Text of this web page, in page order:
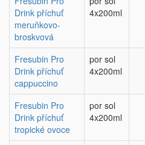
Drink příchuť
meruňkovo-
broskvová
4x200ml
Fresubin Pro
Drink příchuť
cappuccino
por sol
4x200ml
Fresubin Pro
Drink příchuť
tropické ovoce
por sol
4x200ml